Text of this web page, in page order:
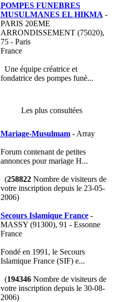
POMPES FUNEBRES
MUSULMANES EL HIKMA -
PARIS 20EME
ARRONDISSEMENT (75020),
75 - Paris
France
Une équipe créatrice et
fondatrice des pompes funè...
Les plus consultées
Mariage-Musulmam- Array
Forum contenant de petites
annonces pour mariage H...
(258822Nombre de visiteurs de
votre inscription depuis le 23-05-
2006)
Secours Islamique France-
MASSY (91300), 91 - Essonne
France
Fondé en 1991, le Secours
Islamique France (SIF) e...
(194346Nombre de visiteurs de
votre inscription depuis le 30-08-
2006)